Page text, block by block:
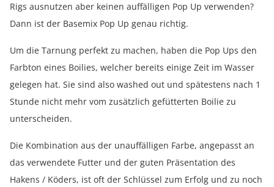
Rigs ausnutzen aber keinen auffälligen Pop Up verwenden?
Dann ist der Basemix Pop Up genau richtig.
Um die Tarnung perfekt zu machen, haben die Pop Ups den
Farbton eines Boilies, welcher bereits einige Zeit im Wasser
gelegen hat. Sie sind also washed out und spätestens nach 1
Stunde nicht mehr vom zusätzlich gefütterten Boilie zu
unterscheiden.
Die Kombination aus der unauffälligen Farbe, angepasst an
das verwendete Futter und der guten Präsentation des
Hakens / Köders, ist oft der Schlüssel zum Erfolg und zu noch